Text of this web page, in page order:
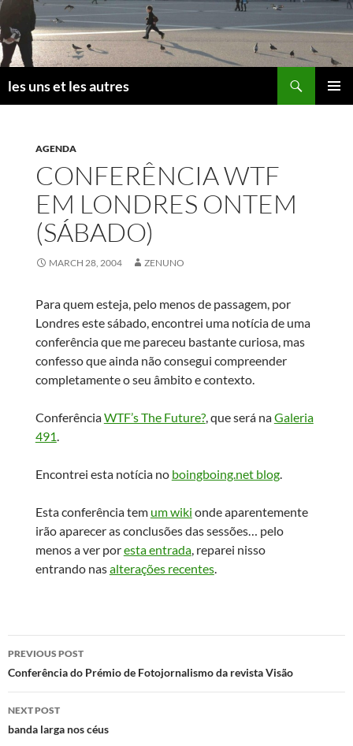
Skip
to
content
les uns et les autres
AGENDA
CONFERÊNCIA WTF
EM LONDRES ONTEM
(SÁBADO)
MARCH 28, 2004 ZENUNO
Para quem esteja, pelo menos de passagem, por
Londres este sábado, encontrei uma notícia de uma
conferência que me pareceu bastante curiosa, mas
confesso que ainda não consegui compreender
completamente o seu âmbito e contexto.
ConferênciaWTF’s The Future?, que será naGaleria
491.
Encontrei esta notícia no boingboing.net blog.
Esta conferência tem um wiki onde aparentemente
irão aparecer as conclusões das sessões… pelo
menos a ver poresta entrada, reparei nisso
entrando nasalterações recentes.
Post
navigation
PREVIOUS POST
Conferência do Prémio de Fotojornalismo da revista Visão
NEXT POST
banda larga nos céus